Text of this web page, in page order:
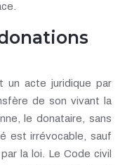
un acte juridique par
de son vivant la
le donataire, sans
est irrévocable, sauf
la loi. Le Code civil